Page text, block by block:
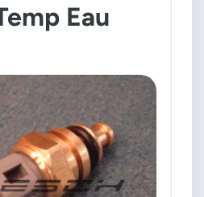
Eau